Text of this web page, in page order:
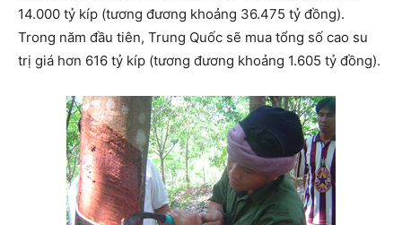
14.000 tỷ kíp (tương đương khoảng 36.475 tỷ đồng).
Trong năm đầu tiên, Trung Quốc sẽ mua tổng số cao su
trị giá hơn 616 tỷ kíp (tương đương khoảng 1.605 tỷ đồng).